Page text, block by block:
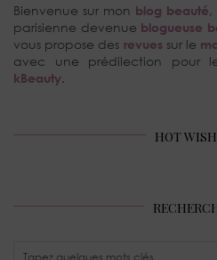
Bienvenue sur mon blog beauté,
parisienne devenue blogueuse
vous propose des revues sur le
avec une prédilection pour
kBeauty.
HOT